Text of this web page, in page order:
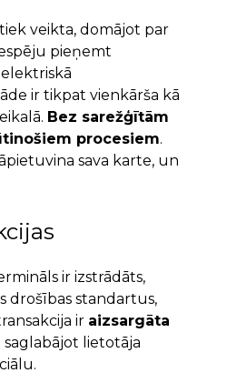
veikta, domājot par
pieņemt
ir tikpat vienkārša kā
Bez sarežģītām
procesiem.
sava karte, un
ir izstrādāts,
drošības standartus,
ir aizsargāta
saglabājot lietotāja